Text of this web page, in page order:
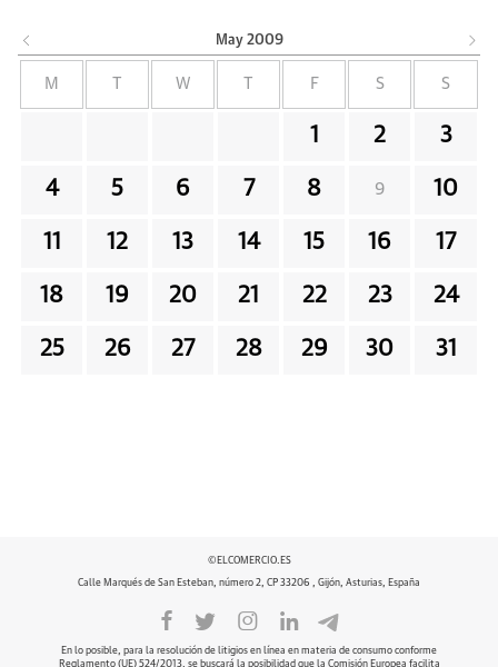
May 2009
M W F S S
1 2 3
4 5 6 7 8 9 10
11 12 13 14 15 16 17
18 19 20 21 22 23 24
25 26 27 28 29 30 31
©ELCOMERCIO.ES
Calle Marqués de San Esteban, número 2, CP 33206 , Gijón, Asturias, España
En lo posible, para la resolución de litigios en línea en materia de consumo conforme
Reglamento (UE) 524/2013, se buscará la posibilidad que la Comisión Europea facilita